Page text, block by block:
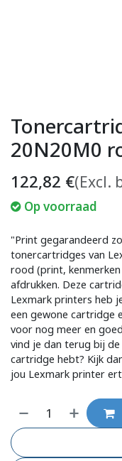
20N20M0
122,82 €(Excl.
Op voorraad
"Print gegarandeerd
tonercartridges van
rood (print,
afdrukken. Deze
Lexmark printers heb
een gewone cartridge
voor nog meer en
vind je dan terug bij
cartridge hebt? Kijk
jou Lexmark printer